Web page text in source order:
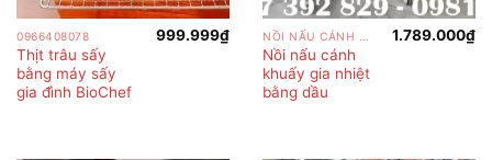
0966408078
Thịt trâu sấy
bằng máy sấy
gia đình BioChef
999.999₫
Nồi nấu cánh
khuấy gia nhiệt
bằng dầu
1.789.000₫